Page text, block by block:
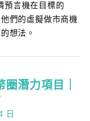
預言機在目標的
們的虛擬做市商機
想法。
潛力項目｜
日